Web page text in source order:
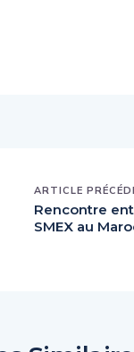
ARTICLE
Rencontre
SMEX au